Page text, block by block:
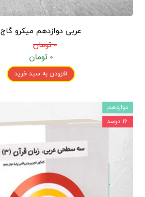
عربی دوازدهم میکرو گاج
۰ تومان
۰ تومان
افزودن به سبد خرید
دوازدهم
۱۶ درصد